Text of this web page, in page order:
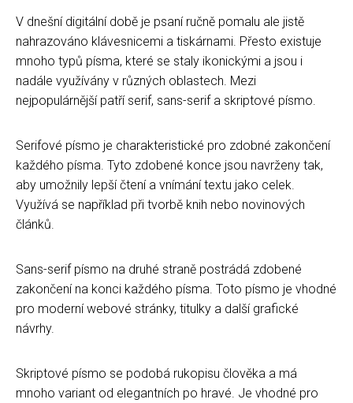
V dnešní digitální době je psaní ručně pomalu ale jistě
nahrazováno klávesnicemi a tiskárnami. Přesto existuje
mnoho typů písma, které se staly ikonickými a jsou i
nadále využívány v různých oblastech. Mezi
nejpopulárnější patří serif, sans-serif a skriptové písmo.
Serifové písmo je charakteristické pro zdobné zakončení
každého písma. Tyto zdobené konce jsou navrženy tak,
aby umožnily lepší čtení a vnímání textu jako celek.
Využívá se například při tvorbě knih nebo novinových
článků.
Sans-serif písmo na druhé straně postrádá zdobené
zakončení na konci každého písma. Toto písmo je vhodné
pro moderní webové stránky, titulky a další grafické
návrhy.
Skriptové písmo se podobá rukopisu člověka a má
mnoho variant od elegantních po hravé. Je vhodné pro